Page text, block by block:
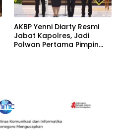
AKBP Yenni Diarty Resmi
Jabat Kapolres, Jadi
Polwan Pertama Pimpin